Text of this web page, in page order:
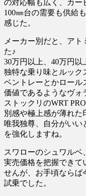
の対応幅も広く、カー
100㎜台の需要も供給
感じた。
メーカー別だと、ア
た♪
30万円以上、40万円
独特な乗り味とルック
ベントレーとかロール
価値であるようなヴォ
ストックリのWRT
別感や極上感が薄れた
唯我独尊、自分がいい
を強化しますね。
スワローのシュワルベ
実売価格を把握できて
せんが、お手頃ならば
試乗でした。